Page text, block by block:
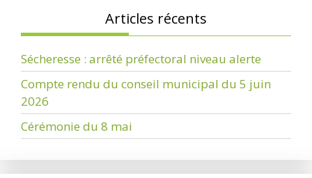
Articles récents
Sécheresse : arrêté préfectoral niveau alerte
Compte rendu du conseil municipal du 5 juin
2026
Cérémonie du 8 mai